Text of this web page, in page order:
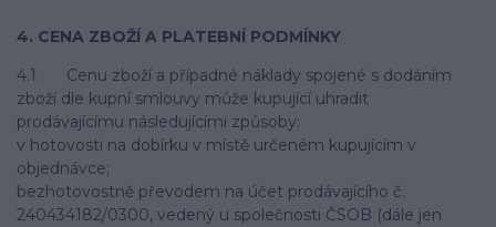
4. CENA ZBOŽÍ A PLATEBNÍ PODMÍNKY
4.1. Cenu zboží a případné náklady spojené s dodáním
zboží dle kupní smlouvy může kupující uhradit
prodávajícímu následujícími způsoby:
v hotovosti na dobírku v místě určeném kupujícím v
objednávce;
bezhotovostně převodem na účet prodávajícího č.
240434182/0300, vedený u společnosti ČSOB (dále jen